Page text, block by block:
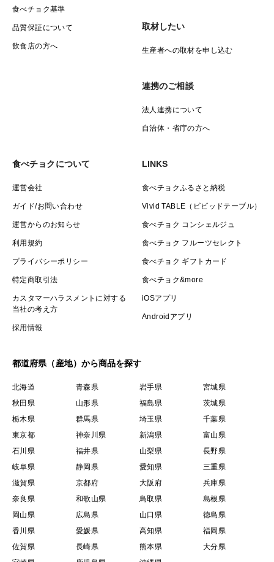
食べチョク基準
品質保証について
飲食店の方へ
取材したい
生産者への取材を申し込む
連携のご相談
法人連携について
自治体・省庁の方へ
食べチョクについて
運営会社
ガイド/お問い合わせ
運営からのお知らせ
利用規約
プライバシーポリシー
特定商取引法
カスタマーハラスメントに対する
当社の考え方
採用情報
LINKS
食べチョクふるさと納税
Vivid TABLE（ビビッドテーブル）
食べチョク コンシェルジュ
食べチョク フルーツセレクト
食べチョク ギフトカード
食べチョク&more
iOSアプリ
Androidアプリ
都道府県（産地）から商品を探す
北海道 青森県 岩手県
宮城県
秋田県
山形県 福島県
茨城県
栃木県
群馬県 埼玉県
千葉県
東京都
神奈川県 新潟県
富山県
石川県
福井県 山梨県
長野県
岐阜県
静岡県 愛知県
三重県
滋賀県
京都府 大阪府
兵庫県
奈良県
和歌山県 鳥取県
島根県
岡山県
広島県 山口県
徳島県
香川県
愛媛県 高知県
福岡県
佐賀県
長崎県 熊本県
大分県